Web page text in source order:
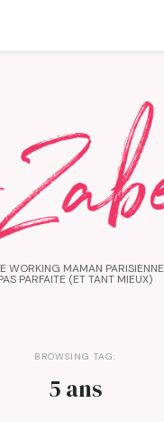
WORKING MAMAN PARISIENNE
PARFAITE (ET TANT MIEUX)
BROWSING TAG:
5 ans